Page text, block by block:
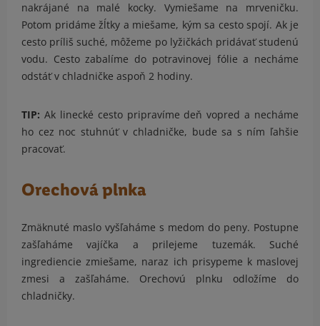
nakrájané na malé kocky. Vymiešame na mrveničku.
Potom pridáme žĺtky a miešame, kým sa cesto spojí. Ak je
cesto príliš suché, môžeme po lyžičkách pridávať studenú
vodu. Cesto zabalíme do potravinovej fólie a necháme
odstáť v chladničke aspoň 2 hodiny.
TIP: Ak linecké cesto pripravíme deň vopred a necháme
ho cez noc stuhnúť v chladničke, bude sa s ním ľahšie
pracovať.
Orechová plnka
Zmäknuté maslo vyšľaháme s medom do peny. Postupne
zašľaháme vajíčka a prilejeme tuzemák. Suché
ingrediencie zmiešame, naraz ich prisypeme k maslovej
zmesi a zašľaháme. Orechovú plnku odložíme do
chladničky.